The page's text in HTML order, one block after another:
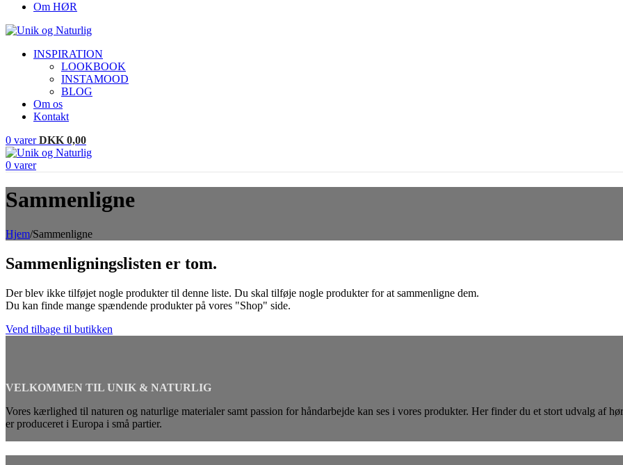
Om HØR
INSPIRATION
LOOKBOOK
INSTAMOOD
BLOG
Om os
Kontakt
0 varer DKK 0,00
0 varer
Sammenligne
Hjem/Sammenligne
Sammenligningslisten er tom.
Der blev ikke tilføjet nogle produkter til denne liste. Du skal tilføje nogle produkter for at sammenligne dem.
Du kan finde mange spændende produkter på vores "Shop" side.
Vend tilbage til butikken
VELKOMMEN TIL UNIK & NATURLIG
Vores kærlighed til naturen og naturlige materialer samt passion for håndarbejde kan ses i vores produkter. Her finder du et stort udvalg af
er produceret i Europa i små partier.